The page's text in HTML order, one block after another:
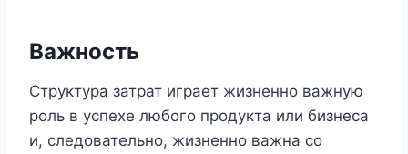
Важность
Структура затрат играет жизненно важную
роль в успехе любого продукта или бизнеса
и, следовательно, жизненно важна со